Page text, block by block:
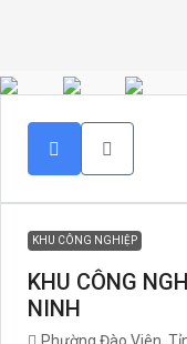
KHU CÔNG NGHIỆP
KHU CÔNG
NINH
Phường Đào Viên,